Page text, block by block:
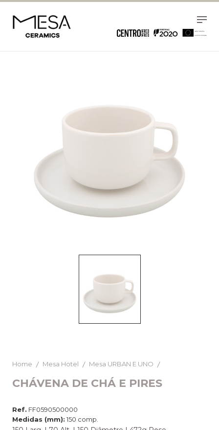
Home Mesa Hotel Mesa URBAN E UNO
CHÁVENA DE CHÁ E PIRES
Ref. FF0590500000
Medidas (mm): 150 comp.